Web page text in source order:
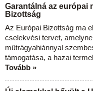
Garantálná az európai
Bizottság
Az Európai Bizottság ma
cselekvési tervet,
műtrágyahiánnyal
támogatása, a hazai
Tovább »